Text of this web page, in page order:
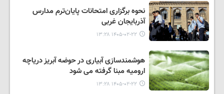
نحوه برگزاری امتحانات پایان‌ترم مدارس
آذربایجان غربی
۱۴۰۵-۰۲-۲۲ ۱۳:۲۸
هوشمندسازی آبیاری در حوضه آبریز دریاچه
ارومیه مبنا گرفته می شود
۱۴۰۵-۰۲-۲۲ ۱۳:۲۸